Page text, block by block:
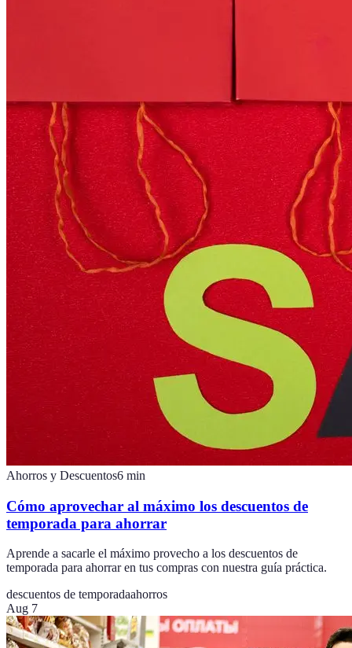
Ahorros y Descuentos6 min
Cómo aprovechar al máximo los descuentos de
temporada para ahorrar
Aprende a sacarle el máximo provecho a los descuentos de
temporada para ahorrar en tus compras con nuestra guía práctica.
descuentos de temporadaahorros
Aug 7